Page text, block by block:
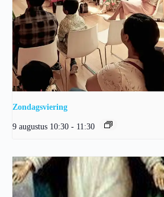
Zondagsviering
9 augustus 10:30 - 11:30